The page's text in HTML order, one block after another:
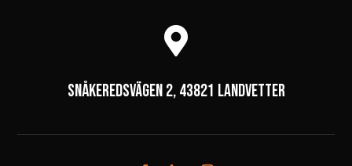

Snåkeredsvägen 2, 43821 Landvetter